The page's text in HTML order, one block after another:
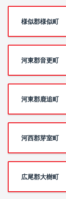
様似郡様似町
河東郡音更町
河東郡鹿追町
河西郡芽室町
広尾郡大樹町